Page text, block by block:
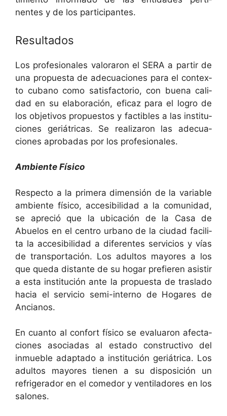
nentes y de los participantes.
Resultados
Los pro­fe­sion­ales val­o­raron el SERA a par­tir de
una prop­ues­ta de ade­cua­ciones para el con­tex­
to cubano como sat­is­fac­to­rio, con bue­na cal­i­
dad en su elab­o­ración, efi­caz para el logro de
los obje­tivos prop­uestos y factibles a las insti­tu­
ciones ger­iátri­c­as. Se realizaron las ade­cua­
ciones aprobadas por los profesionales.
Ambi­ente Físico
Respec­to a la primera dimen­sión de la vari­able
ambi­ente físi­co, acce­si­bil­i­dad a la comu­nidad,
se apre­ció que la ubi­cación de la Casa de
Abue­los en el cen­tro urbano de la ciu­dad facili­
ta la acce­si­bil­i­dad a difer­entes ser­vi­cios y vías
de trans­portación. Los adul­tos may­ores a los
que que­da dis­tante de su hog­ar pre­fieren asi­s­tir
a esta insti­tu­ción ante la prop­ues­ta de trasla­do
hacia el ser­vi­cio semi-inter­no de Hog­a­res de
Ancianos.
En cuan­to al con­fort físi­co se eval­u­aron afecta­
ciones aso­ci­adas al esta­do con­struc­ti­vo del
inmue­ble adap­ta­do a insti­tu­ción ger­iátri­ca. Los
adul­tos may­ores tienen a su dis­posi­ción un
refrig­er­ador en el come­dor y ven­ti­ladores en los
salones.